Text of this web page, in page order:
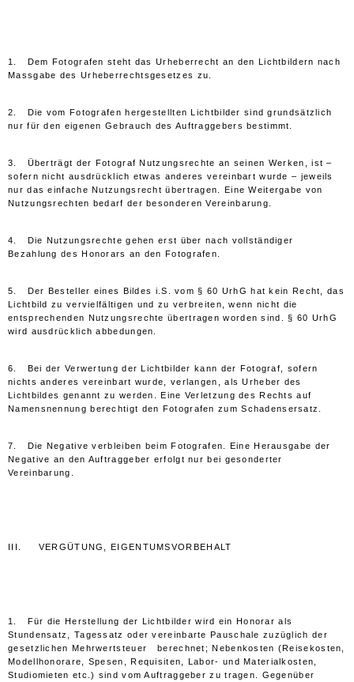
1. Dem Fotografen steht das Urheberrecht an den Lichtbildern nach
Massgabe des Urheberrechtsgesetzes zu.
2. Die vom Fotografen hergestellten Lichtbilder sind grundsätzlich
nur für den eigenen Gebrauch des Auftraggebers bestimmt.
3. Überträgt der Fotograf Nutzungsrechte an seinen Werken, ist –
sofern nicht ausdrücklich etwas anderes vereinbart wurde – jeweils
nur das einfache Nutzungsrecht übertragen. Eine Weitergabe von
Nutzungsrechten bedarf der besonderen Vereinbarung.
4. Die Nutzungsrechte gehen erst über nach vollständiger
Bezahlung des Honorars an den Fotografen.
5. Der Besteller eines Bildes i.S. vom § 60 UrhG hat kein Recht, das
Lichtbild zu vervielfältigen und zu verbreiten, wenn nicht die
entsprechenden Nutzungsrechte übertragen worden sind. § 60 UrhG
wird ausdrücklich abbedungen.
6. Bei der Verwertung der Lichtbilder kann der Fotograf, sofern
nichts anderes vereinbart wurde, verlangen, als Urheber des
Lichtbildes genannt zu werden. Eine Verletzung des Rechts auf
Namensnennung berechtigt den Fotografen zum Schadensersatz.
7. Die Negative verbleiben beim Fotografen. Eine Herausgabe der
Negative an den Auftraggeber erfolgt nur bei gesonderter
Vereinbarung.
III. VERGÜTUNG, EIGENTUMSVORBEHALT
1. Für die Herstellung der Lichtbilder wird ein Honorar als
Stundensatz, Tagessatz oder vereinbarte Pauschale zuzüglich der
gesetzlichen Mehrwertsteuer berechnet; Nebenkosten (Reisekosten,
Modellhonorare, Spesen, Requisiten, Labor- und Materialkosten,
Studiomieten etc.) sind vom Auftraggeber zu tragen. Gegenüber